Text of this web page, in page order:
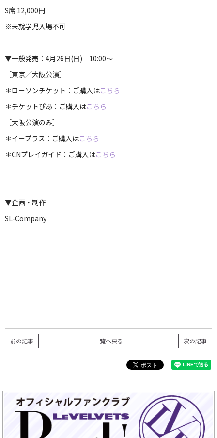
S席 12,000円
※未就学児入場不可
▼一般発売：4月26日(日) 10:00～
［東京／大阪公演］
＊ローソンチケット：ご購入はこちら
＊チケットぴあ：ご購入はこちら
［大阪公演のみ］
＊イープラス：ご購入はこちら
＊CNプレイガイド：ご購入はこちら
▼企画・制作
SL-Company
次の記事
一覧へ戻る
前の記事